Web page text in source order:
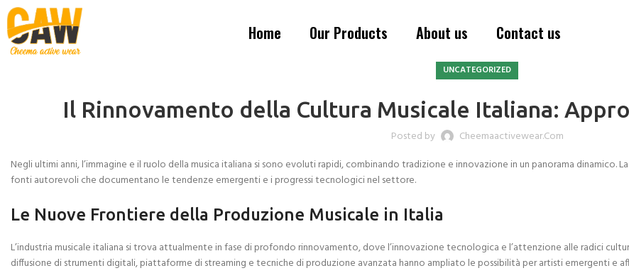
Home Our Products About us Contact us
UNCATEGORIZED
Il Rinnovamento della Cultura Musicale Italiana:
Posted by
Cheemaactivewear.com
Negli ultimi anni, l’immagine e il ruolo della musica italiana si sono evoluti rapidi, combinando tradizione e innovazione in un panorama dinamico.
fonti autorevoli che documentano le tendenze emergenti e i progressi tecnologici nel settore.
Le Nuove Frontiere della Produzione Musicale in Italia
L’industria musicale italiana si trova attualmente in fase di profondo rinnovamento, dove l’innovazione tecnologica e l’attenzione alle radici
diffusione di strumenti digitali, piattaforme di streaming e tecniche di produzione avanzata hanno ampliato le possibilità per artisti emergenti e